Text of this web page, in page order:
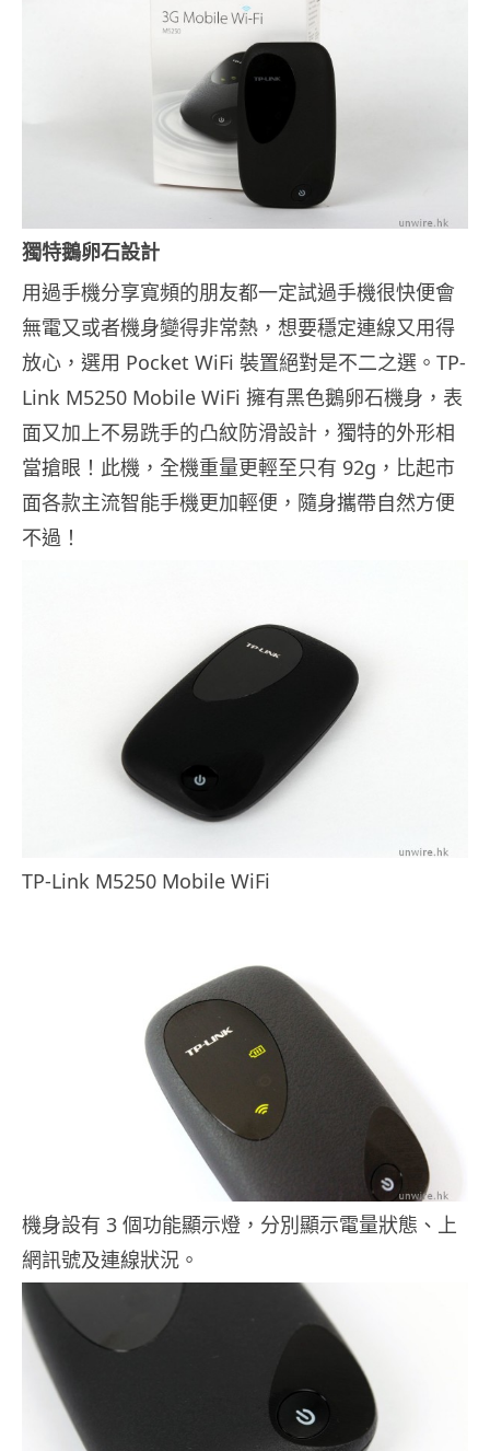
獨特鵝卵石設計
用過手機分享寬頻的朋友都一定試過手機很快便會
無電又或者機身變得非常熱，想要穩定連線又用得
放心，選用 Pocket WiFi 裝置絕對是不二之選。TP-
Link M5250 Mobile WiFi 擁有黑色鵝卵石機身，表
面又加上不易跣手的凸紋防滑設計，獨特的外形相
當搶眼！此機，全機重量更輕至只有 92g，比起市
面各款主流智能手機更加輕便，隨身攜帶自然方便
不過！
TP-Link M5250 Mobile WiFi
機身設有 3 個功能顯示燈，分別顯示電量狀態、上
網訊號及連線狀況。